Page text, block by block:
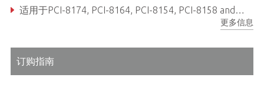
适用于PCI-8174, PCI-8164, PCI-8154, PCI-8158 and PCI-8134
更多信息
订购指南